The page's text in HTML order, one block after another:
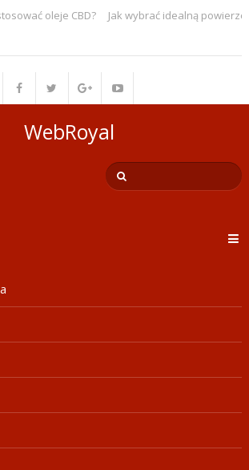
oleje CBD?
Jak wybrać idealną
WebRoyal